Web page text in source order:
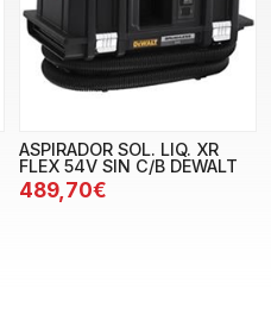
ASPIRADOR SOL. LIQ. XR
FLEX 54V SIN C/B DEWALT
489,70€